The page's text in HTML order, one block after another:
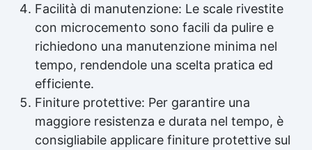
Facilità di manutenzione: Le scale rivestite
con microcemento sono facili da pulire e
richiedono una manutenzione minima nel
tempo, rendendole una scelta pratica ed
efficiente.
Finiture protettive: Per garantire una
maggiore resistenza e durata nel tempo, è
consigliabile applicare finiture protettive sul